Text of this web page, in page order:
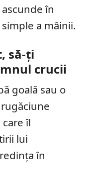
în
a mâinii.
să-ți
crucii
goală sau o
îl
lui
în